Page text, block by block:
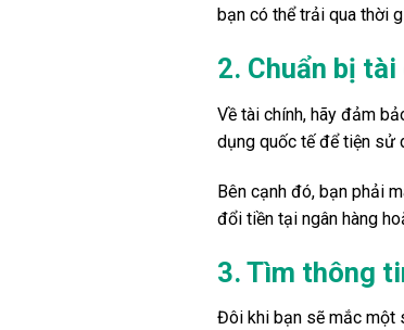
bạn có thể trải qua thời
2. Chuẩn bị tài
Về tài chính, hãy đảm
dụng quốc tế để tiện sử
Bên cạnh đó, bạn phải
đổi tiền tại ngân hàng
3. Tìm thông
Đôi khi bạn sẽ mắc một